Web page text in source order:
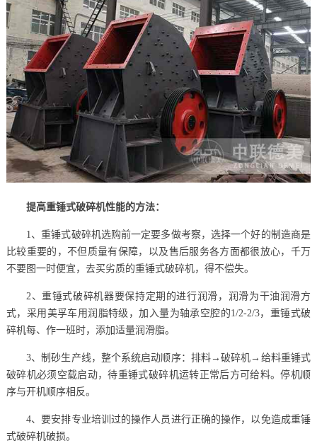
提高重锤式破碎机性能的方法：
1、重锤式破碎机选购前一定要多做考察，选择一个好的制造商是
比较重要的，不但质量有保障，以及售后服务各方面都很放心，千万
不要图一时便宜，去买劣质的重锤式破碎机，得不偿失。
2、重锤式破碎机器要保持定期的进行润滑，润滑为干油润滑方
式，采用美孚车用润脂特级，加入量为轴承空腔的1/2-2/3，重锤式破
碎机每、作一班时，添加适量润滑脂。
3、制砂生产线，整个系统启动顺序：排料→破碎机→给料重锤式
破碎机必须空载启动，待重锤式破碎机运转正常后方可给料。停机顺
序与开机顺序相反。
4、要安排专业培训过的操作人员进行正确的操作，以免造成重锤
式破碎机破损。